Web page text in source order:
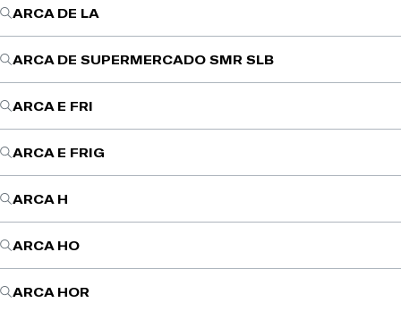
ARCA DE LA
ARCA DE SUPERMERCADO SMR SLB
ARCA E FRI
ARCA E FRIG
ARCA H
ARCA HO
ARCA HOR